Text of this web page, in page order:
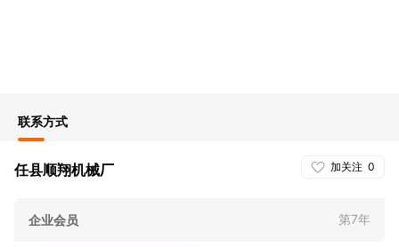
联系方式
加关注 0
任县顺翔机械厂
企业会员 第7年